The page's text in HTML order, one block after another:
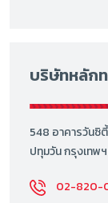
บริษัทหลัก
548 อาคารวันซิ
ปทุมวัน กรุงเทพ
02-820-